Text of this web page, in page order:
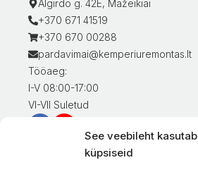
See veebileht kasutab
küpsiseid
Algirdo g. 42E, Mažeikiai
+370 671 41519
+370 670 00288
pardavimai@kemperiuremontas.lt
Tööaeg:
I-V 08:00-17:00
VI-VII Suletud
Teave klientidele